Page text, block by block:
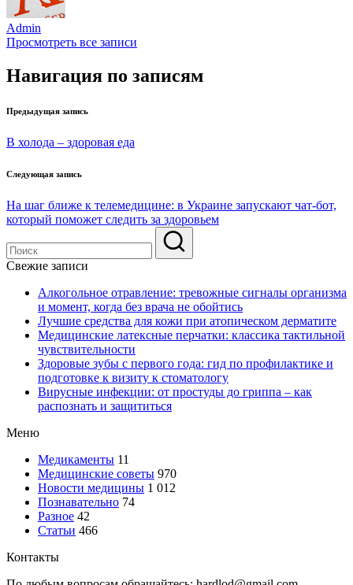
Admin
Просмотреть все записи
Навигация по записям
Предыдущая запись
В холода – здоровая еда
Следующая запись
На шаг ближе к телемедицине: в Украине запускают чат-бот,
который поможет следить за здоровьем
Свежие записи
Алкогольное отравление: тревожные сигналы организма
и момент, когда без врача не обойтись
Лучшие средства для кожи при атопическом дерматите
Медицинские латексные перчатки: классика тактильной
чувствительности
Здоровые зубы с первого года: гид по профилактике и
подготовке к визиту к стоматологу
Вирусные инфекции: от простуды до гриппа – как
распознать и защититься
Меню
Медикаменты 11
Медицинские советы 970
Новости медицины 1 012
Познавательно 74
Разное 42
Статьи 466
Контакты